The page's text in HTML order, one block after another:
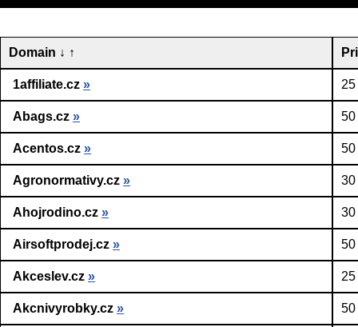
Domain ↓ ↑
1affiliate.cz »
Abags.cz » 50
Acentos.cz » 50
Agronormativy.cz » 30
Ahojrodino.cz » 30
Airsoftprodej.cz » 50
Akceslev.cz »
Akcnivyrobky.cz » 50